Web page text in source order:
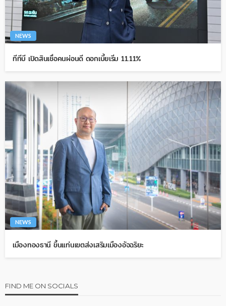
NEWS
ทีทีบี เปิดสินเชื่อคนผ่อนดี ดอกเบี้ยเริ่ม 11.11%
NEWS
เมืองทองธานี ขึ้นแท่นเขตส่งเสริมเมืองอัจฉริยะ
FIND ME ON SOCIALS